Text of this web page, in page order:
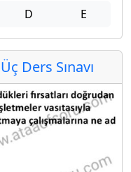
D E
Ders Sınavı